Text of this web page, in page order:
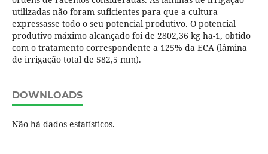
utilizadas não foram suficientes para que a cultura
expressasse todo o seu potencial produtivo. O potencial
produtivo máximo alcançado foi de 2802,36 kg ha-1, obtido
com o tratamento correspondente a 125% da ECA (lâmina
de irrigação total de 582,5 mm).
DOWNLOADS
Não há dados estatísticos.